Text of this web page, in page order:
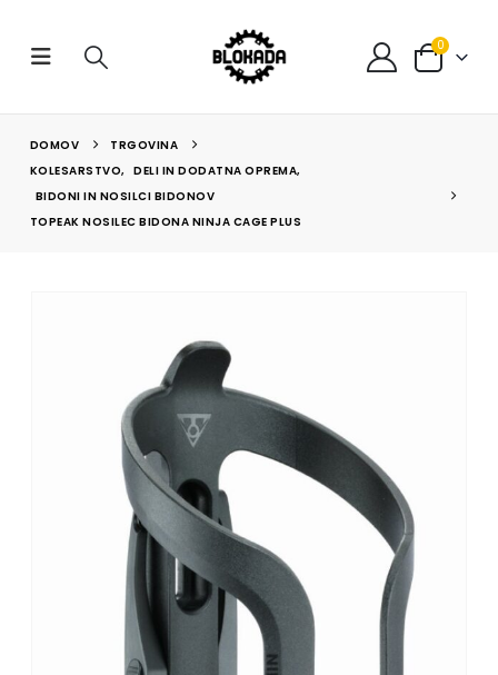
0
DOMOV
TRGOVINA
KOLESARSTVO, DELI IN DODATNA OPREMA,
BIDONI IN NOSILCI BIDONOV
TOPEAK NOSILEC BIDONA NINJA CAGE PLUS